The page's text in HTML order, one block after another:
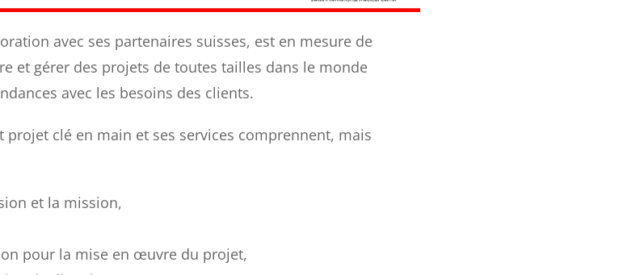
avec ses partenaires suisses, est en mesure de
et gérer des projets de toutes tailles dans le monde
avec les besoins des clients.
clé en main et ses services comprennent, mais
et la mission,
pour la mise en œuvre du projet,